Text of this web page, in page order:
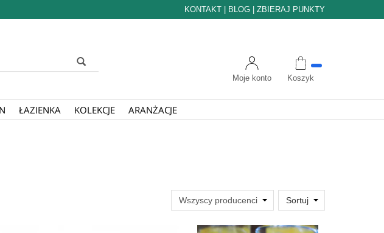
KONTAKT BLOG ZBIERAJ PUNKTY
Koszyk
Moje konto
ŁAZIENKA KOLEKCJE ARANŻACJE
Sortuj